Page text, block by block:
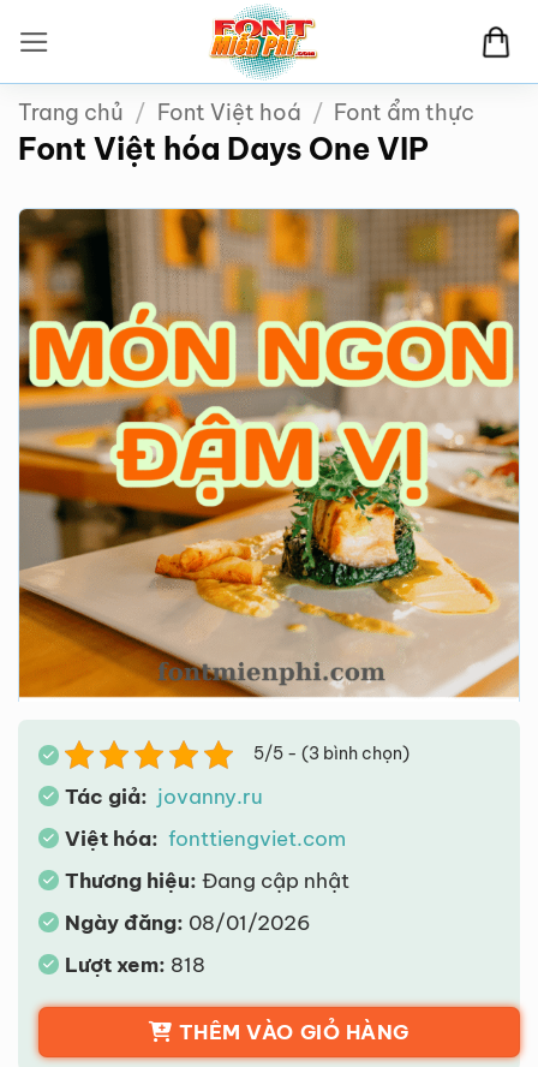
qua
nội
dung
Trang chủ / Font Việt hoá / Font ẩm thực
Font Việt hóa Days One VIP
5/5 - (3 bình chọn)
Tác giả: jovanny.ru
Việt hóa: fonttiengviet.com
Thương hiệu: Đang cập nhật
Ngày đăng: 08/01/2026
Lượt xem: 818
THÊM VÀO GIỎ HÀNG